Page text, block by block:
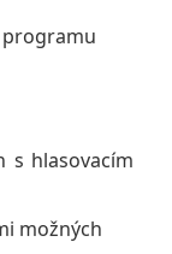
programu
s hlasovacím
možných